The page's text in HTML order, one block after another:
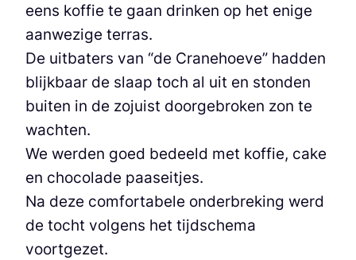
eens koffie te gaan drinken op het enige
aanwezige terras.
De uitbaters van “de Cranehoeve” hadden
blijkbaar de slaap toch al uit en stonden
buiten in de zojuist doorgebroken zon te
wachten.
We werden goed bedeeld met koffie, cake
en chocolade paaseitjes.
Na deze comfortabele onderbreking werd
de tocht volgens het tijdschema
voortgezet.